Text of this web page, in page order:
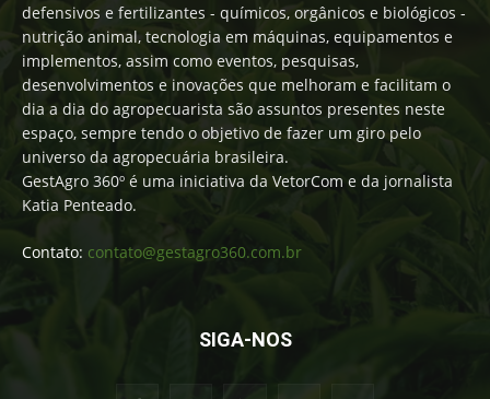
defensivos e fertilizantes - químicos, orgânicos e biológicos -
nutrição animal, tecnologia em máquinas, equipamentos e
implementos, assim como eventos, pesquisas,
desenvolvimentos e inovações que melhoram e facilitam o
dia a dia do agropecuarista são assuntos presentes neste
espaço, sempre tendo o objetivo de fazer um giro pelo
universo da agropecuária brasileira.
GestAgro 360º é uma iniciativa da VetorCom e da jornalista
Katia Penteado.
Contato: contato@gestagro360.com.br
SIGA-NOS